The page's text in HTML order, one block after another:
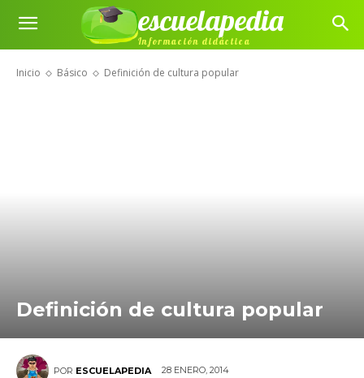
escuelapedia
Información didáctica
Inicio Básico Definición de cultura popular
Definición de cultura popular
POR ESCUELAPEDIA 28 ENERO, 2014